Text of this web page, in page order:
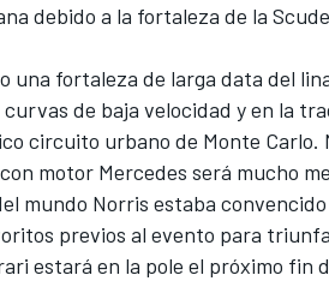
debido a la fortaleza de la
una fortaleza de larga data del
de baja velocidad y en la
circuito urbano de Monte
motor Mercedes será mucho
mundo Norris estaba
previos al evento para
estará en la pole el próximo fin